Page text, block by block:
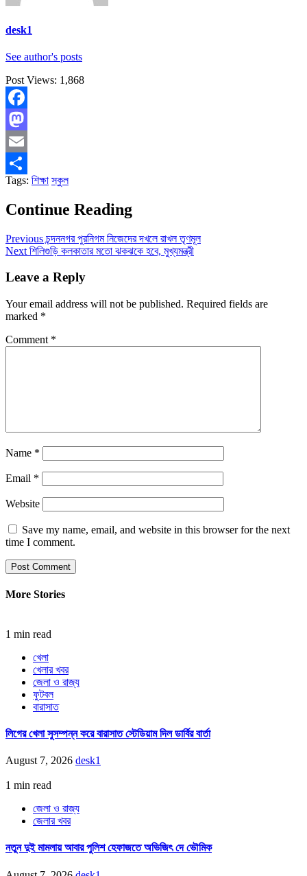
desk1
See author's posts
Post Views: 1,868
Facebook
Mastodon
Email
Share
Tags: শিক্ষা স্কুল
Continue Reading
Previous চন্দননগর পুরনিগম নিজেদের দখলে রাখল তৃণমূল
Next শিলিগুড়ি কলকাতার মতো ঝকঝকে হবে, মুখ্যমন্ত্রী
Leave a Reply
Your email address will not be published. Required fields are
marked *
Comment *
Name *
Email *
Website
Save my name, email, and website in this browser for the next
time I comment.
More Stories
1 min read
খেলা
খেলার খবর
জেলা ও রাজ্য
ফুটবল
বারাসাত
লিগের খেলা সুসম্পন্ন করে বারাসাত স্টেডিয়াম দিল ডার্বির বার্তা
August 7, 2026 desk1
1 min read
জেলা ও রাজ্য
জেলার খবর
নতুন দুই মামলায় আবার পুলিশ হেফাজতে অভিজিৎ দে ভৌমিক